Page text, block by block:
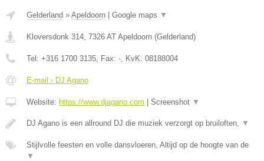
Gelderland » Apeldoorn | Google maps ▼
Kloversdonk 314 7326 AT Apeldoorn (Gelderland)
Tel: +316 1700 3135 , Fax: - , KvK: 08188004
E-mail › DJ Agano
Website: https://www.djagano.com | Screenshot ▼
DJ Agano is een allround DJ die muziek verzorgt op bruiloften, ▼
Stijlvolle feesten en volle dansvloeren, Altijd op de hoogte van de
▼